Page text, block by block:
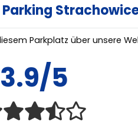
Parkplatz über unsere
3.9/5